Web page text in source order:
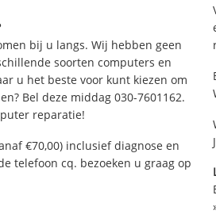
bij u langs. Wij hebben geen
soorten computers en
u het beste voor kunt kiezen om
Bel deze middag 030-7601162.
reparatie!
€70,00) inclusief diagnose en
telefoon cq. bezoeken u graag op